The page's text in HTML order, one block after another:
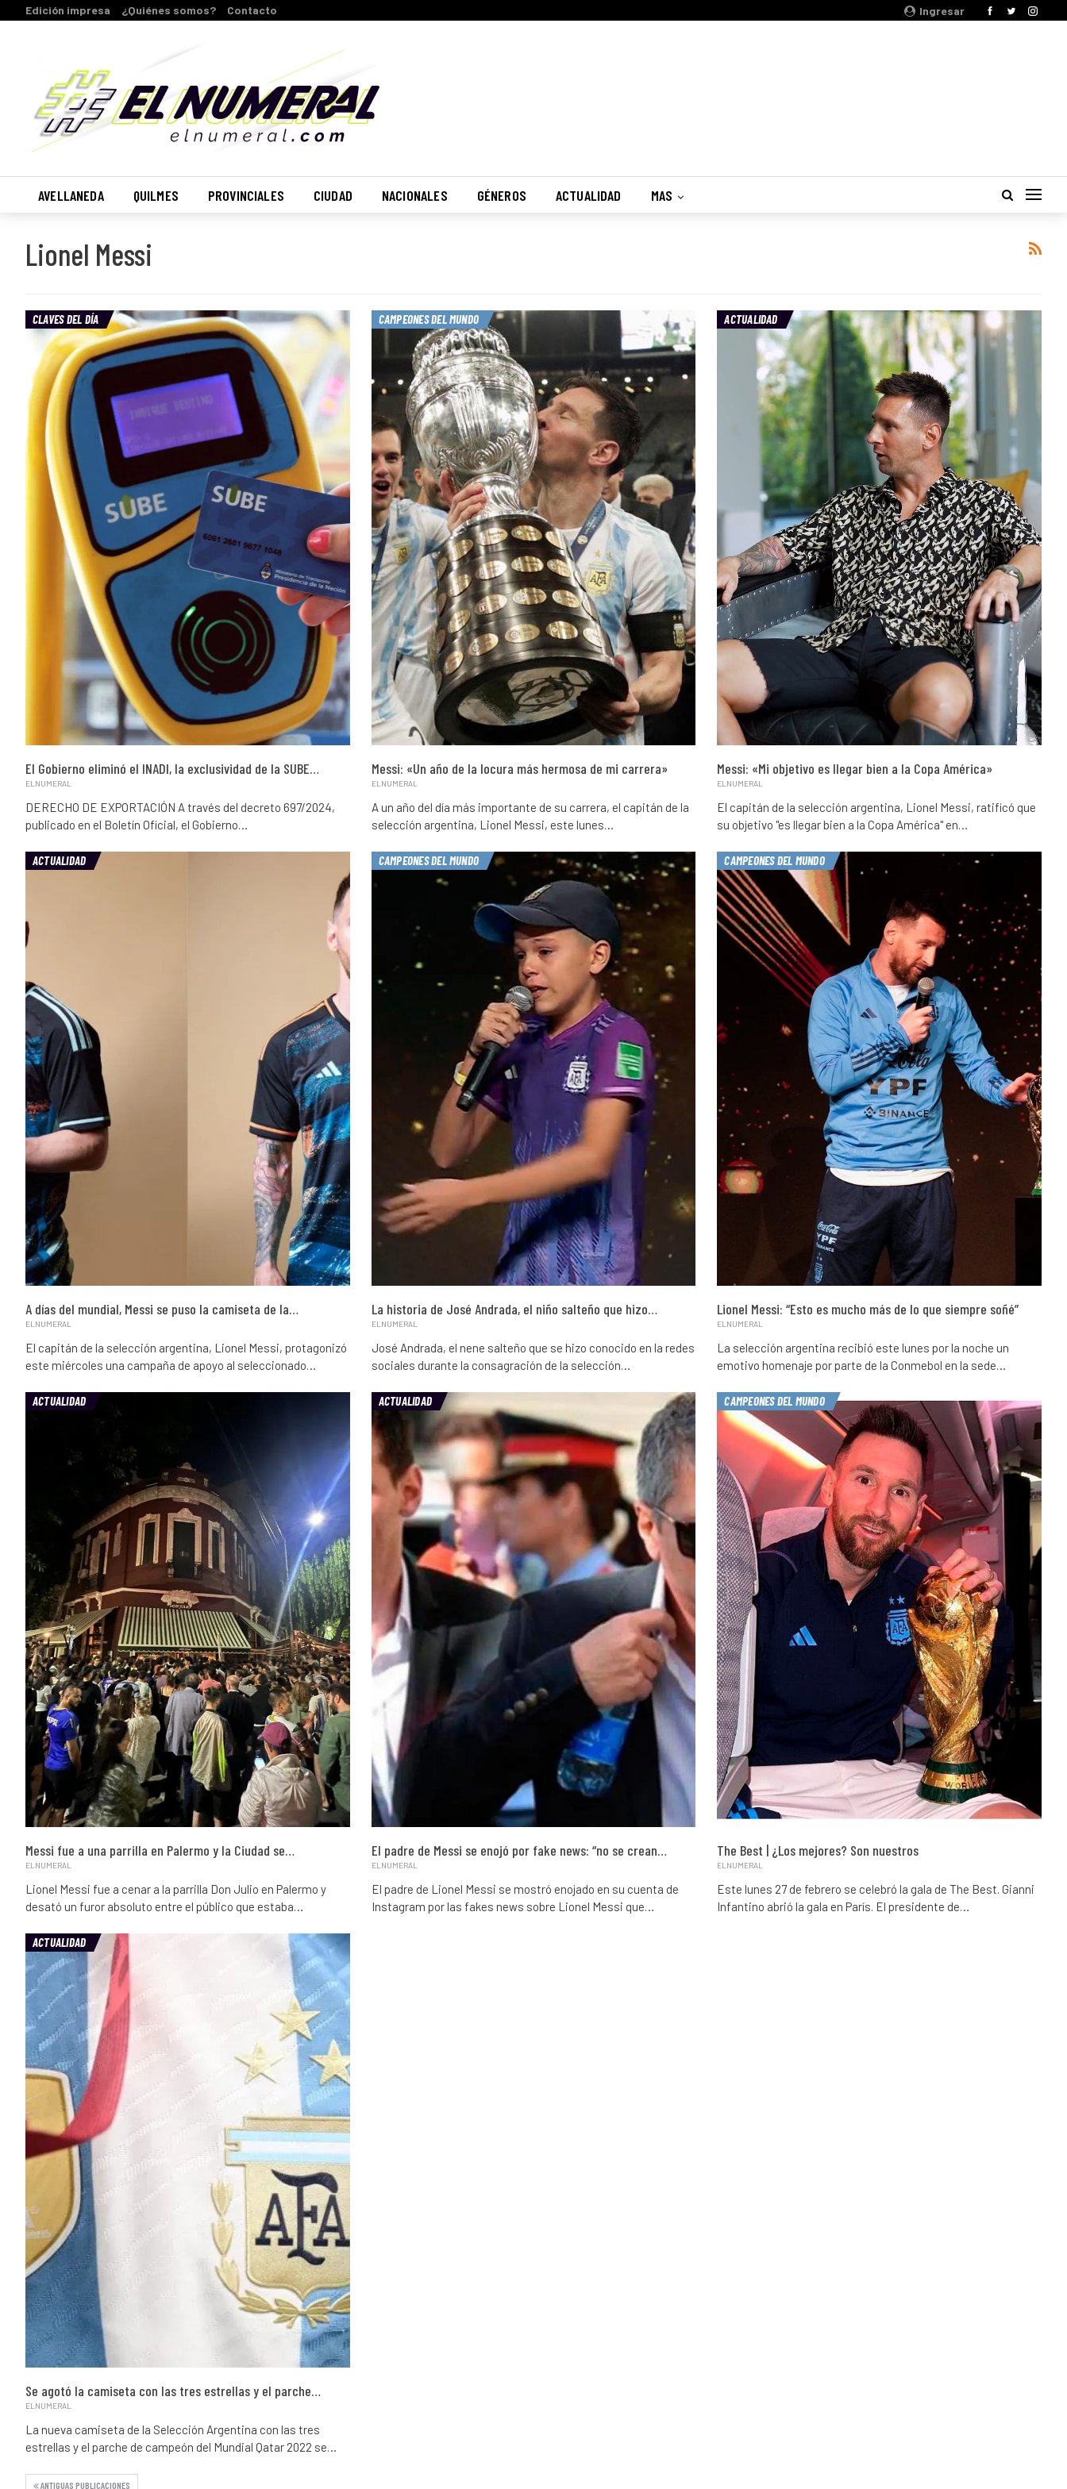
Ingresar
Edición impresa ¿Quiénes somos? Contacto
AVELLANEDA QUILMES PROVINCIALES CIUDAD NACIONALES GÉNEROS ACTUALIDAD MAS
Lionel Messi
CLAVES DEL DÍA
El Gobierno eliminó el INADI, la exclusividad de la SUBE…
ELNUMERAL
DERECHO DE EXPORTACIÓN A través del decreto 697/2024,
publicado en el Boletín Oficial, el Gobierno…
CAMPEONES DEL MUNDO
Messi: «Un año de la locura más hermosa de mi carrera»
ELNUMERAL
A un año del día más importante de su carrera, el capitán de la
selección argentina, Lionel Messi, este lunes…
ACTUALIDAD
Messi: «Mi objetivo es llegar bien a la Copa América»
ELNUMERAL
El capitán de la selección argentina, Lionel Messi, ratificó que
su objetivo "es llegar bien a la Copa América" en…
ACTUALIDAD
A días del mundial, Messi se puso la camiseta de la…
ELNUMERAL
El capitán de la selección argentina, Lionel Messi, protagonizó
este miércoles una campaña de apoyo al seleccionado…
CAMPEONES DEL MUNDO
La historia de José Andrada, el niño salteño que hizo…
ELNUMERAL
José Andrada, el nene salteño que se hizo conocido en la redes
sociales durante la consagración de la selección…
CAMPEONES DEL MUNDO
Lionel Messi: “Esto es mucho más de lo que siempre soñé”
ELNUMERAL
La selección argentina recibió este lunes por la noche un
emotivo homenaje por parte de la Conmebol en la sede…
ACTUALIDAD
Messi fue a una parrilla en Palermo y la Ciudad se…
ELNUMERAL
Lionel Messi fue a cenar a la parrilla Don Julio en Palermo y
desató un furor absoluto entre el público que estaba…
ACTUALIDAD
El padre de Messi se enojó por fake news: “no se crean…
ELNUMERAL
El padre de Lionel Messi se mostró enojado en su cuenta de
Instagram por las fakes news sobre Lionel Messi que…
CAMPEONES DEL MUNDO
The Best | ¿Los mejores? Son nuestros
ELNUMERAL
Este lunes 27 de febrero se celebró la gala de The Best. Gianni
Infantino abrió la gala en París. El presidente de…
ACTUALIDAD
Se agotó la camiseta con las tres estrellas y el parche…
ELNUMERAL
La nueva camiseta de la Selección Argentina con las tres
estrellas y el parche de campeón del Mundial Qatar 2022 se…
ANTIGUAS PUBLICACIONES